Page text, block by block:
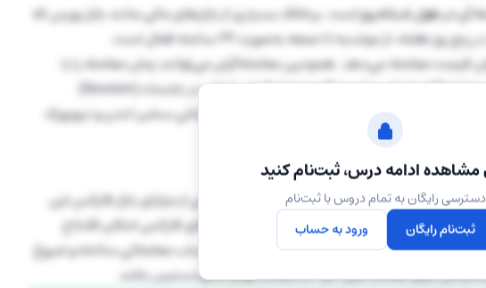
مشاهده ادامه درس، ثبت‌نام کنید
دسترسی رایگان به تمام دروس با ثبت‌نام
ثبت‌نام رایگان
ورود به حساب
آن در طول شبانه‌روزاست. برخلاف بسیاری از بازارهای مالی مانند بازار بورس که
از دوشنبه تا جمعه به‌صورت 24 ساعته فعال است.
جهان فرصت معامله می‌دهد. همچنین معامله‌گران می‌توانند زمان معامله را با
برنامه شخصی خود هماهنگ کنند. برای مثال، معامله‌گران ایرانی بنا بر موقعیت جغرافیایی ایران، در جلسات (Session)
کنند. بهترین زمان معامله نیز در زمان همپوشانی سشن لندن و نیویورک
نوسانات را دارد.
نیازمند سرمایه اولیه قابل‌توجه است. در مقابل، یکی از مزایای بازار فارکس این
کمنیز فعالیت خود را آغاز کنند. بسیاری از بروکرهای فارکس امکان افتتاح
حساب با مبالغی مانند 50 یا 100 دلار را دارند. حتی در برخی از بروکر‌ها با مبلغ 15 دلار نیز می‌توان حساب معاملاتی ساخته و شروع
فارکس برای معامله‌گران خرد در سراسر جهان قابل‌دسترس باشد.